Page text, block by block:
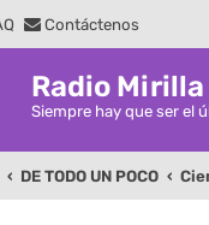
Contáctenos
Radio Mirilla
Siempre hay que ser el
DE TODO UN POCO